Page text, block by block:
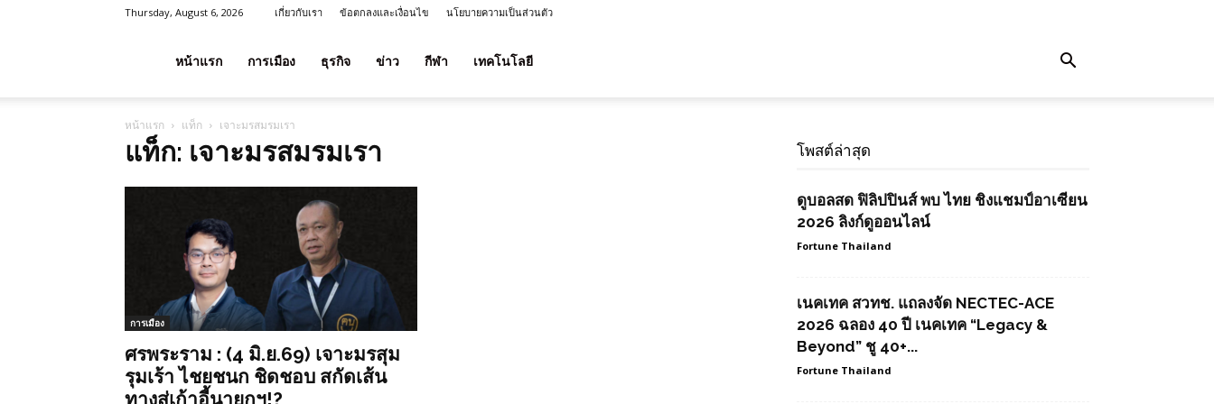
Thursday, August 6, 2026 เกี่ยวกับเรา ข้อตกลงและเงื่อนไข นโยบายความเป็นส่วนตัว
ลาภ
หน้าแรก การเมือง ธุรกิจ ข่าว กีฬา เทคโนโลยี
หน้าแรก แท็ก เจาะมรสมรมเรา
แท็ก: เจาะมรสมรมเรา
การเมือง
ศรพระราม : (4 มิ.ย.69) เจาะมรสุม
รุมเร้า ไชยชนก ชิดชอบ สกัดเส้น
ทางสู่เก้าอี้นายกฯ!?
โพสต์ล่าสุด
ดูบอลสด ฟิลิปปินส์ พบ ไทย ชิงแชมป์อาเซียน
2026 ลิงก์ดูออนไลน์
Fortune Thailand
เนคเทค สวทช. แถลงจัด NECTEC-ACE
2026 ฉลอง 40 ปี เนคเทค “Legacy &
Beyond” ชู 40+...
Fortune Thailand